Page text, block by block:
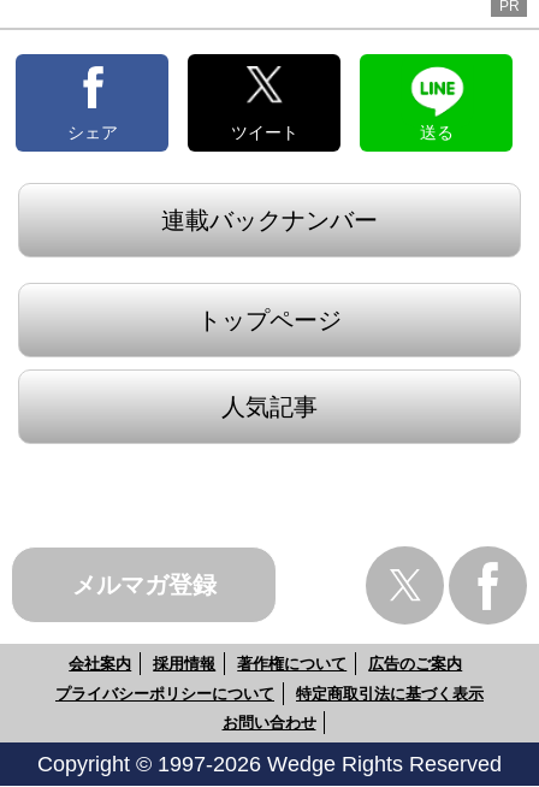
PR
シェア ツイート 送る
連載バックナンバー
トップページ
人気記事
メルマガ登録
会社案内 採用情報 著作権について
広告のご案内
プライバシーポリシーについて
特定商取引法に基づく表示
お問い合わせ
Copyright © 1997-2026 Wedge Rights Reserved